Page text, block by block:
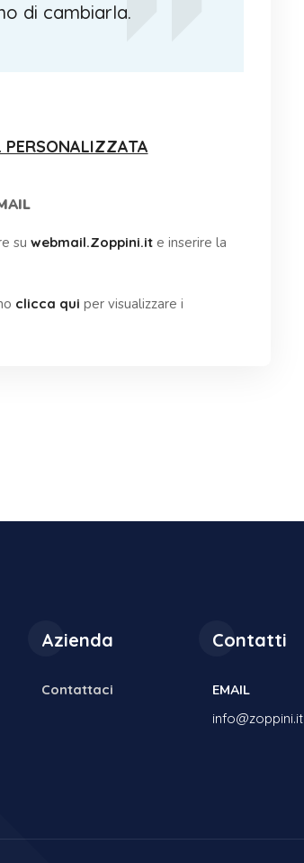
di cambiarla.
PERSONALIZZATA
su webmail.Zoppini.it e inserire la
clicca qui per visualizzare i
Azienda
Contattaci
Contatti
EMAIL
info@zoppini.it